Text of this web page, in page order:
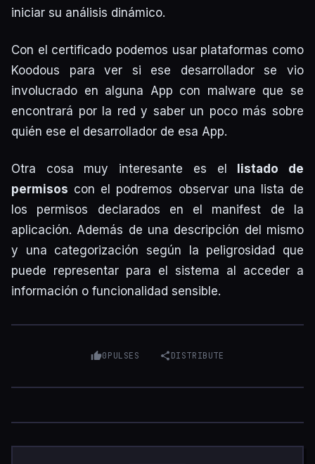
iniciar su análisis dinámico.
Con el certificado podemos usar plataformas como
Koodous para ver si ese desarrollador se vio
involucrado en alguna App con malware que se
encontrará por la red y saber un poco más sobre
quién ese el desarrollador de esa App.
Otra cosa muy interesante es el listado de
permisos con el podremos observar una lista de
los permisos declarados en el manifest de la
aplicación. Además de una descripción del mismo
y una categorización según la peligrosidad que
puede representar para el sistema al acceder a
información o funcionalidad sensible.
0PULSES DISTRIBUTE